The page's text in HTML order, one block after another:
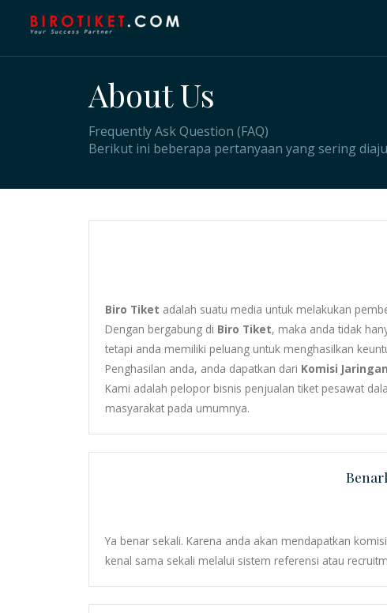
About Us
Frequently Ask Question (FAQ)
Berikut ini beberapa pertanyaan yang sering
Biro Tiket adalah suatu media untuk melakukan
Dengan bergabung di Biro Tiket, maka anda tidak
tetapi anda memiliki peluang untuk menghasilkan
Penghasilan anda, anda dapatkan dari Komisi Jaringan
Kami adalah pelopor bisnis penjualan tiket pesawat
masyarakat pada umumnya.
Ya benar sekali. Karena anda akan mendapatkan
kenal sama sekali melalui sistem referensi atau